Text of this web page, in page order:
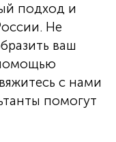
подход и
Не
ваш
с нами
помогут